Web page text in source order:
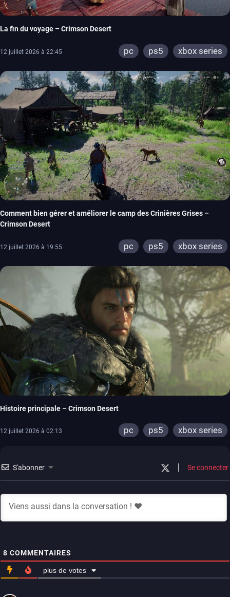
La fin du voyage – Crimson Desert
12 juillet 2026 à 22:45 pc ps5 xbox series
Comment bien gérer et améliorer le camp des Crinières Grises –
Crimson Desert
12 juillet 2026 à 19:55 pc ps5 xbox series
Histoire principale – Crimson Desert
12 juillet 2026 à 02:13 pc ps5 xbox series
S'abonner Se connecter
8 COMMENTAIRES
plus de votes